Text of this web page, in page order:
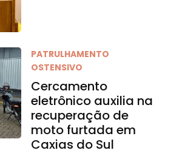
PATRULHAMENTO
OSTENSIVO
Cercamento
eletrônico auxilia na
recuperação de
moto furtada em
Caxias do Sul